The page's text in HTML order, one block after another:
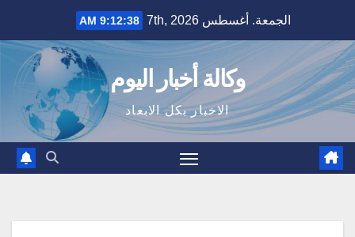
content
الجمعة. أغسطس 7th, 2026 9:12:39 AM
وكالة أخبار اليوم
الاخبار بكل الابعاد